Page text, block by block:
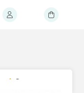
Sorteer